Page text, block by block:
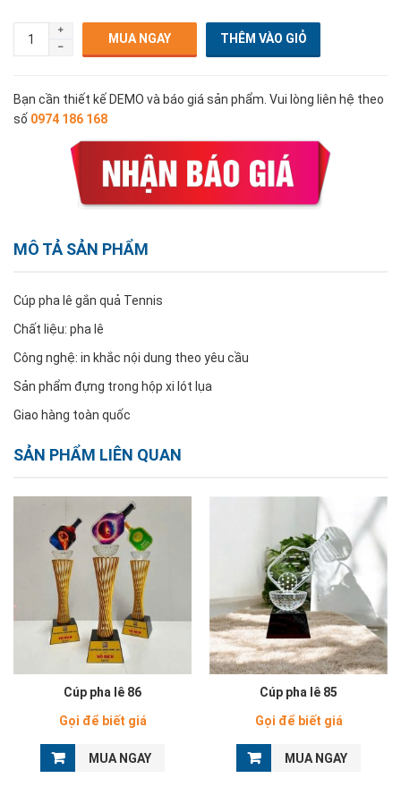
MUA NGAY
Bạn cần thiết kế DEMO và báo giá sản phẩm. Vui lòng liên hệ theo
số 0974 186 168
MÔ TẢ SẢN PHẨM
Cúp pha lê gắn quả Tennis
Chất liệu: pha lê
Công nghệ: in khắc nội dung theo yêu cầu
Sản phẩm đựng trong hộp xi lót lụa
Giao hàng toàn quốc
SẢN PHẨM LIÊN QUAN
Cúp pha lê 86
Gọi để biết giá
MUA NGAY
Cúp pha lê 85
Gọi để biết giá
MUA NGAY